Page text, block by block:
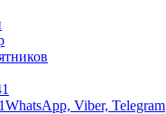
WhatsApp, Viber, Telegram